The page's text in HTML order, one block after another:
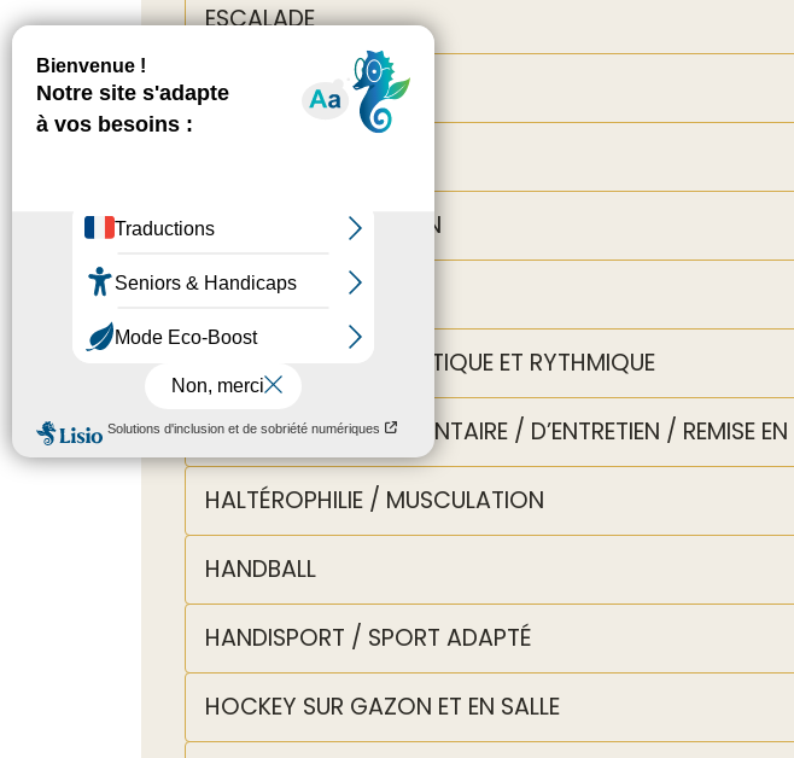
ESCALADE
ESCRIME
FOOTBALL AMÉRICAIN
GOLF
GYMNASTIQUE ARTISTIQUE ET RYTHMIQUE
GYMNASTIQUE VOLONTAIRE / D’ENTRETIEN / REMISE
HALTÉROPHILIE / MUSCULATION
HANDBALL
HANDISPORT / SPORT ADAPTÉ
HOCKEY SUR GAZON ET EN SALLE